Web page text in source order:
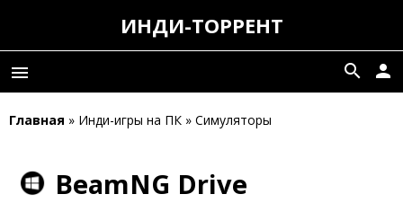
ИНДИ-ТОРРЕНТ
menu person
search
Главная » Инди-игры на ПК » Симуляторы
BeamNG Drive